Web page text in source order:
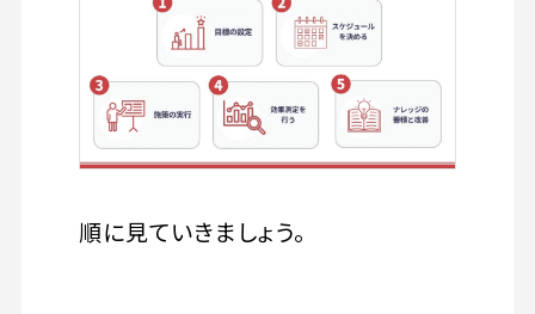
順に見ていきましょう。